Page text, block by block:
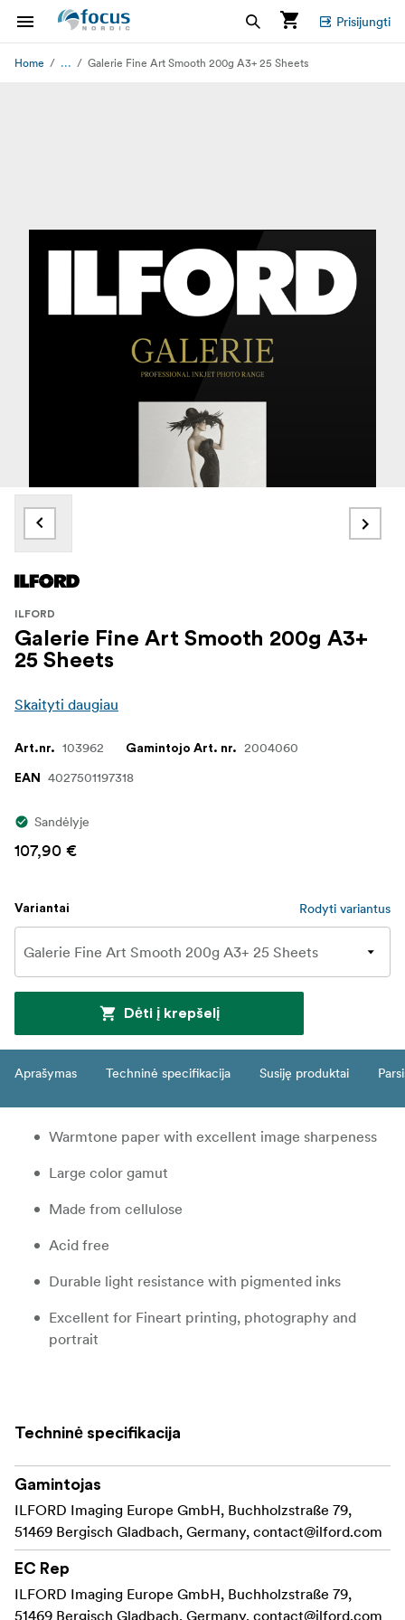
Prisijungti
Home ... Galerie Fine Art Smooth 200g A3+ 25 Sheets
ILFORD
Galerie Fine Art Smooth 200g A3+
25 Sheets
Skaityti daugiau
Art.nr. 103962 Gamintojo Art. nr. 2004060
EAN 4027501197318
Sandėlyje
107,90 €
Variantai Rodyti variantus
Dėti į krepšelį
Aprašymas Techninė specifikacija Susiję produktai
Warmtone paper with excellent image sharpeness
Large color gamut
Made from cellulose
Acid free
Durable light resistance with pigmented inks
Excellent for Fineart printing, photography and
portrait
GALERIE Prestige Fine Art Smooth has a matt warmtone
Prestige Cotton papers.
Created from an alpha-cellulose base with the latest
advances in matt coating layer technology, this new
photographers and printers to achieve the artistic
interpretation of an image by drawing out sharp crisp
Techninė specifikacija
Gamintojas
ILFORD Imaging Europe GmbH, Buchholzstraße 79,
51469 Bergisch Gladbach, Germany, contact@ilford.com
EC Rep
ILFORD Imaging Europe GmbH, Buchholzstraße 79,
51469 Bergisch Gladbach, Germany, contact@ilford.com